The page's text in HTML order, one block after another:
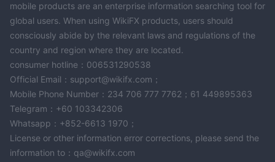
mobile products are an enterprise information searching tool for
global users. When using WikiFX products, users should
consciously abide by the relevant laws and regulations of the
country and region where they are located.
consumer hotline：006531290538
Official Email：support@wikifx.com；
Mobile Phone Number：234 706 777 7762；61 449895363
Telegram：+60 103342306
Whatsapp：+852-6613 1970；
License or other information error corrections, please send the
information to：qa@wikifx.com